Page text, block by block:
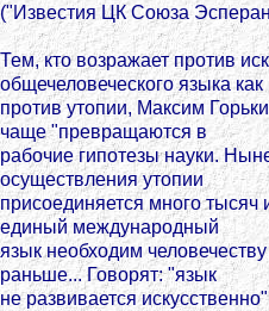
("Известия ЦК Союза
Тем, кто возражает против
общечеловеческого языка как
против утопии, Максим
чаще "превращаются в
рабочие гипотезы науки.
осуществления утопии
присоединяется много
единый международный
язык необходим
раньше... Говорят: "язык
не развивается